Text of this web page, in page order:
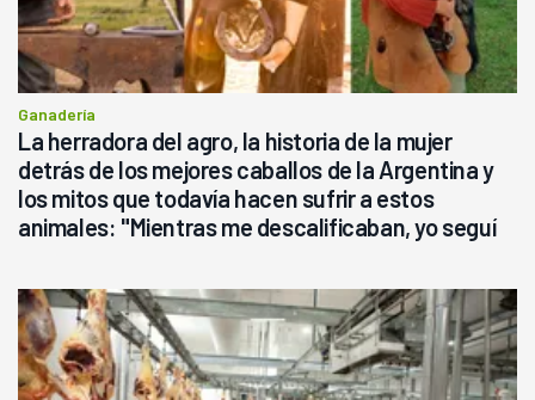
Ganadería
La herradora del agro, la historia de la mujer
detrás de los mejores caballos de la Argentina y
los mitos que todavía hacen sufrir a estos
animales: "Mientras me descalificaban, yo seguí